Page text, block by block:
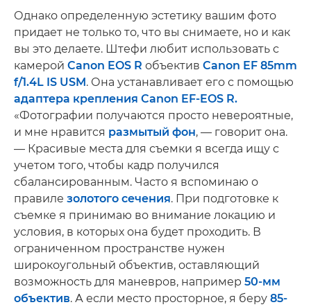
Однако определенную эстетику вашим фото
придает не только то, что вы снимаете, но и как
вы это делаете. Штефи любит использовать с
камерой Canon EOS R объектив Canon EF 85mm
f/1.4L IS USM. Она устанавливает его с помощью
адаптера крепления Canon EF-EOS R.
«Фотографии получаются просто невероятные,
и мне нравится размытый фон, — говорит она.
— Красивые места для съемки я всегда ищу с
учетом того, чтобы кадр получился
сбалансированным. Часто я вспоминаю о
правиле золотого сечения. При подготовке к
съемке я принимаю во внимание локацию и
условия, в которых она будет проходить. В
ограниченном пространстве нужен
широкоугольный объектив, оставляющий
возможность для маневров, например 50-мм
объектив. А если место просторное, я беру 85-